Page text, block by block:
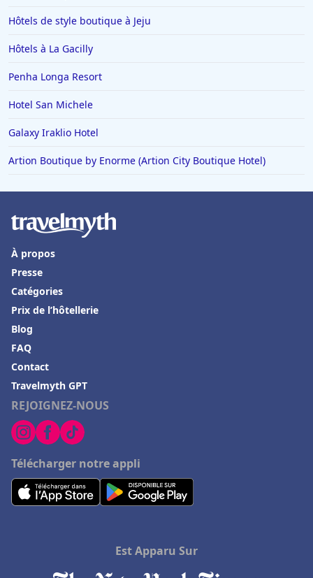
Hôtels de style boutique à Jeju
Hôtels à La Gacilly
Penha Longa Resort
Hotel San Michele
Galaxy Iraklio Hotel
Artion Boutique by Enorme (Artion City Boutique Hotel)
REJOIGNEZ-NOUS
Télécharger notre appli
À propos
Presse
Catégories
Prix de l’hôtellerie
Blog
FAQ
Contact
Travelmyth GPT
Est Apparu Sur